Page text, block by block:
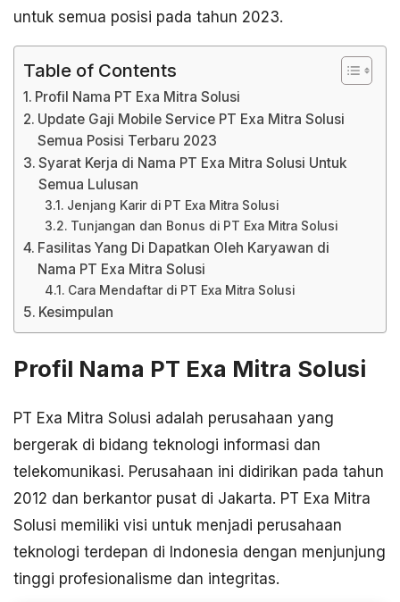
untuk semua posisi pada tahun 2023.
Table of Contents
Profil Nama PT Exa Mitra Solusi
Update Gaji Mobile Service PT Exa Mitra Solusi
Semua Posisi Terbaru 2023
Syarat Kerja di Nama PT Exa Mitra Solusi Untuk
Semua Lulusan
Jenjang Karir di PT Exa Mitra Solusi
Tunjangan dan Bonus di PT Exa Mitra Solusi
Fasilitas Yang Di Dapatkan Oleh Karyawan di
Nama PT Exa Mitra Solusi
Cara Mendaftar di PT Exa Mitra Solusi
Kesimpulan
Profil Nama PT Exa Mitra Solusi
PT Exa Mitra Solusi adalah perusahaan yang
bergerak di bidang teknologi informasi dan
telekomunikasi. Perusahaan ini didirikan pada tahun
2012 dan berkantor pusat di Jakarta. PT Exa Mitra
Solusi memiliki visi untuk menjadi perusahaan
teknologi terdepan di Indonesia dengan menjunjung
tinggi profesionalisme dan integritas.